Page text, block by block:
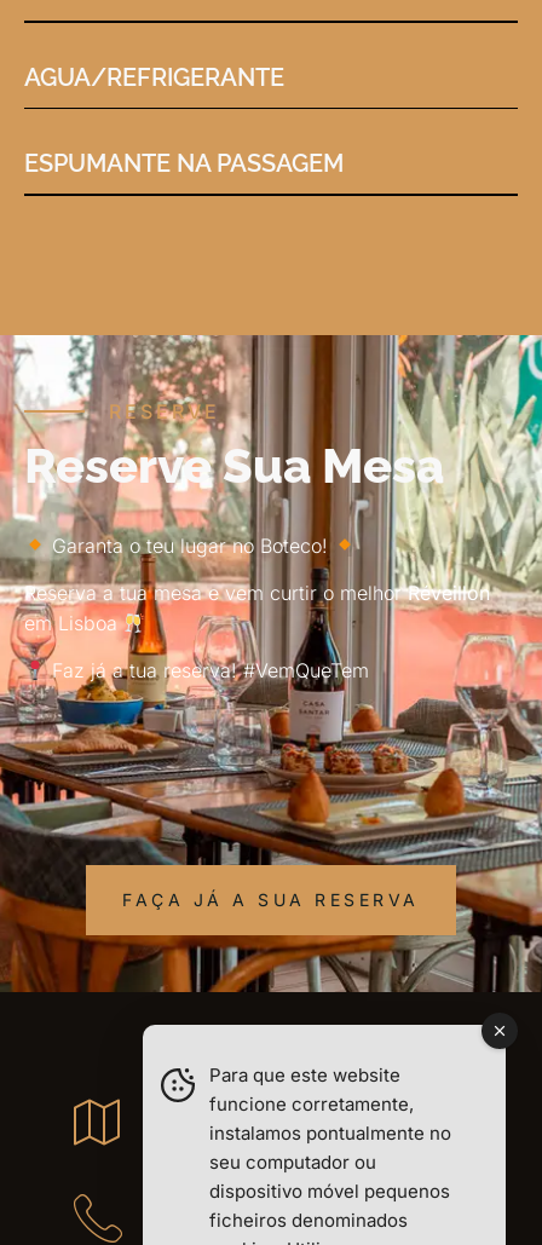
AGUA/REFRIGERANTE
ESPUMANTE NA PASSAGEM
RESERVE
Reserve Sua Mesa
Garanta o teu lugar no Boteco!
Reserva a tua mesa e vem curtir o melhorRéveillon
em Lisboa
Faz já a tua reserva! #VemQueTem
FAÇA JÁ A SUA RESERVA
Avenida 5 de Outubro 36d,
1050-053 Lisboa
(+351) 212 424371
Para que este website
funcione corretamente,
instalamos pontualmente no
seu computador ou
dispositivo móvel pequenos
ficheiros denominados